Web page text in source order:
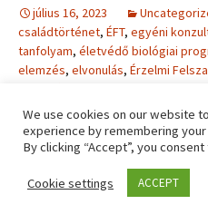
július 16, 2023
családtörténet, ÉFT, egyéni
tanfolyam, életvédő biológiai
elemzés, elvonulás, Érzelmi
trauma
tudatalatti
Ismerd fel az
We use cookies on our website
experience by remembering
By clicking “Accept”, you
Cookie settings ACCEPT